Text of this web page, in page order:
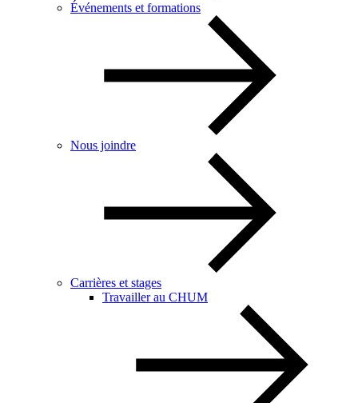
Événements et formations
Nous joindre
Carrières et stages
Travailler au CHUM